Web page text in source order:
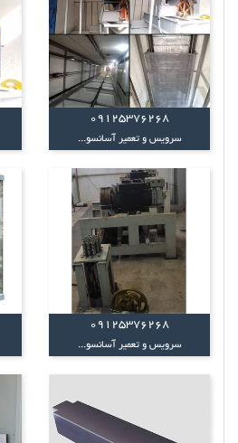
09125376268
سرویس و تعمیر آسانسو...
09125376268
سرویس و تعمیر آسانسو...